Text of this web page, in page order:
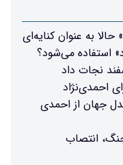
به عنوان کنایه‌ای
استفاده می‌شود؟
احمدی‌نژاد
جهان از احمدی
انتصاب